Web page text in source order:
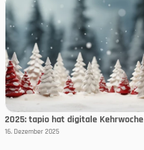
2025: tapio hat digitale Kehrwoche
16. Dezember 2025